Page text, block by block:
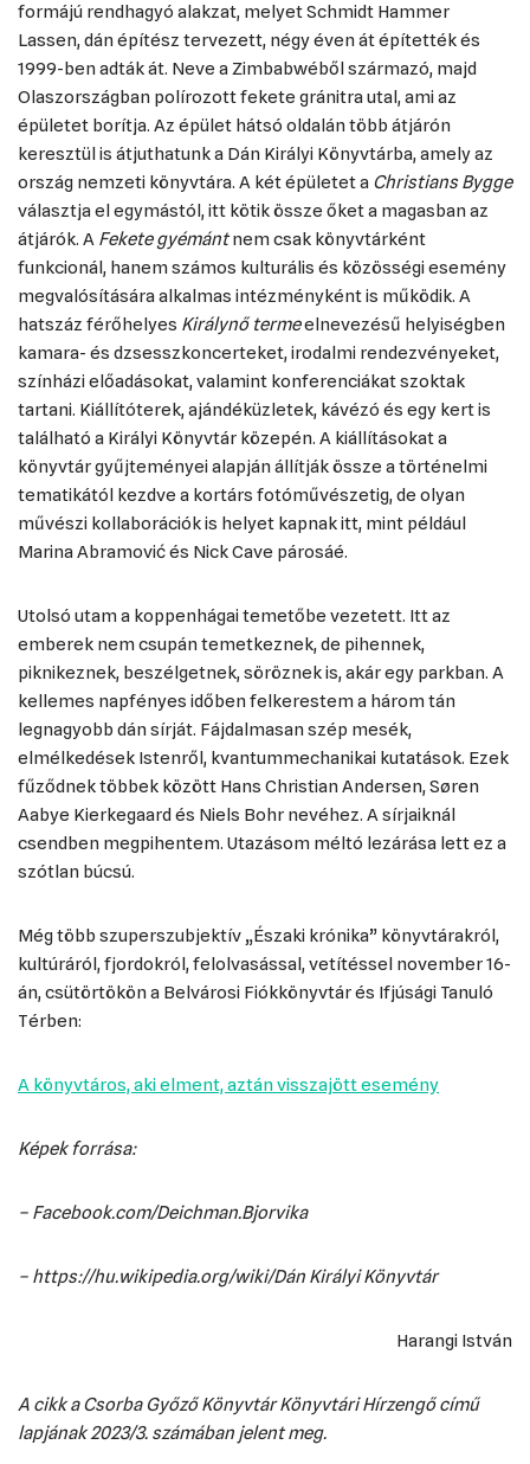
formájú rendhagyó alakzat, melyet Schmidt Hammer
Lassen, dán építész tervezett, négy éven át építették és
1999-ben adták át. Neve a Zimbabwéből származó, majd
Olaszországban polírozott fekete gránitra utal, ami az
épületet borítja. Az épület hátsó oldalán több átjárón
keresztül is átjuthatunk a Dán Királyi Könyvtárba, amely az
ország nemzeti könyvtára. A két épületet a Christians Bygge
választja el egymástól, itt kötik össze őket a magasban az
átjárók. A Fekete gyémántnem csak könyvtárként
funkcionál, hanem számos kulturális és közösségi esemény
megvalósítására alkalmas intézményként is működik. A
hatszáz férőhelyes Királynő termeelnevezésű helyiségben
kamara- és dzsesszkoncerteket, irodalmi rendezvényeket,
színházi előadásokat, valamint konferenciákat szoktak
tartani. Kiállítóterek, ajándéküzletek, kávézó és egy kert is
található a Királyi Könyvtár közepén. A kiállításokat a
könyvtár gyűjteményei alapján állítják össze a történelmi
tematikától kezdve a kortárs fotóművészetig, de olyan
művészi kollaborációk is helyet kapnak itt, mint például
Marina Abramović és Nick Cave párosáé.
Utolsó utam a koppenhágai temetőbe vezetett. Itt az
emberek nem csupán temetkeznek, de pihennek,
piknikeznek, beszélgetnek, söröznek is, akár egy parkban. A
kellemes napfényes időben felkerestem a három tán
legnagyobb dán sírját. Fájdalmasan szép mesék,
elmélkedések Istenről, kvantummechanikai kutatások. Ezek
fűződnek többek között Hans Christian Andersen, Søren
Aabye Kierkegaard és Niels Bohr nevéhez. A sírjaiknál
csendben megpihentem. Utazásom méltó lezárása lett ez a
szótlan búcsú.
Még több szuperszubjektív „Északi krónika” könyvtárakról,
kultúráról, fjordokról, felolvasással, vetítéssel november 16-
án, csütörtökön a Belvárosi Fiókkönyvtár és Ifjúsági Tanuló
Térben:
A könyvtáros, aki elment, aztán visszajött esemény
Képek forrása:
– Facebook.com/Deichman.Bjorvika
– https://hu.wikipedia.org/wiki/Dán Királyi Könyvtár
Harangi István
A cikk a Csorba Győző Könyvtár Könyvtári Hírzengő című
lapjának 2023/3. számában jelent meg.